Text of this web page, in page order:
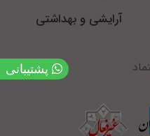
آرایشی و بهداشتی
پشتیبانی